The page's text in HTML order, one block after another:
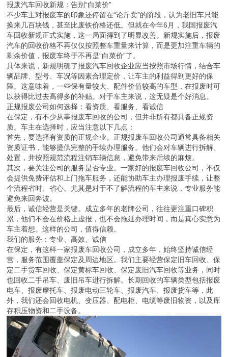
报废汽车回收新规：告别“白菜价”
不少车主对报废车的印象还停留在“论斤卖”的阶段，认为老旧车只能
换来几百块钱，甚至比废铁价格还低。但就在今年6月，我国报废汽
车回收新规正式实施，这一局面得到了明显改善。新规实施后，报废
汽车的回收价格不再仅仅按照整车重量来计算，而是更加注重车辆的
剩余价值，报废车终于不再是“白菜价”了。
具体来说，新规明确了报废汽车回收企业应当按照市场行情，结合车
辆品牌、型号、车况等因素合理定价，让车主的利益得到更好的保
障。这意味着，一些保有量较大、配件价值较高的车型，在报废时可
以获得比过去高得多的补贴。对于车主来说，这无疑是个好消息。
正规报废公司如何选择：看资质、看服务、看诚信
在保定，有不少从事报废车回收的公司，但并非所有都具备正规资
质。车主在选择时，应当注意以下几点：
首先，要选择有资质的正规企业。正规报废车回收公司通常具备相关
资质证书，能够提供完整的手续办理服务。他们会对车辆进行拆解、
处置，并按照规范流程注销车辆信息，避免带来后续的麻烦。
其次，要关注公司的服务是否专业。一家好的报废车回收公司，不仅
会提供免费评估和上门拖车服务，还能协助车主办理报废手续，让整
个流程省时、省心。尤其是对于不了解流程的车主来说，专业服务能
避免来回奔波。
最后，诚信经营是关键。成立多年的老牌公司，往往更注重口碑积
累，他们不会在价格上虚报，也不会拖延办理时间，而是真心实意为
车主着想。这样的公司，值得信赖。
我们的服务：专业、高效、诚信
在保定，有这样一家报废车回收公司，成立多年，始终坚持诚信经
营，服务范围覆盖保定及周边地区。我们主要经营保定旧车回收、保
定二手货车回收、保定黄标车回收、保定废旧汽车回收等业务，同时
也回收二手吊车、废旧吊车进行拆解。长期回收的车辆类型包括报废
电车、报废摩托车、报废电动三轮车、报废汽车、报废货车等，此
外，我们还会回收电机、变压器、配电柜、电缆等废旧物资，以及库
存积压物资和二手设备。